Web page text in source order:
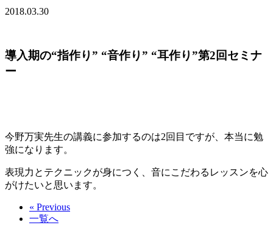
2018.03.30
導入期の“指作り” “音作り” “耳作り”第2回セミナ
ー
今野万実先生の講義に参加するのは2回目ですが、本当に勉
強になります。
表現力とテクニックが身につく、音にこだわるレッスンを心
がけたいと思います。
« Previous
一覧へ